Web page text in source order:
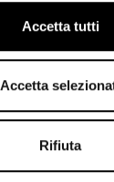
Accetta tutti
Accetta
Rifiuta
F.
trasferimento
quanto concerne i
cookie policy.
G. PERIODO DI